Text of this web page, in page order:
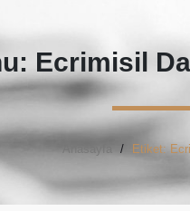
Ecrimisil
Anasayfa Etiket: